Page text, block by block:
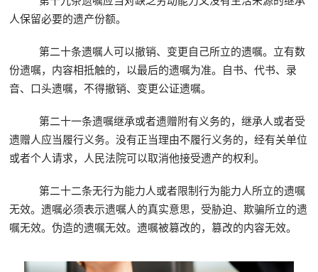
人保留必要的遗产份额。
第二十条遗嘱人可以撤销、变更自己所立的遗嘱。立有数
份遗嘱，内容相抵触的，以最后的遗嘱为准。自书、代书、录
音、口头遗嘱，不得撤销、变更公证遗嘱。
第二十一条遗嘱继承或者遗赠附有义务的，继承人或者受
遗赠人应当履行义务。没有正当理由不履行义务的，经有关单位
或者个人请求，人民法院可以取消他接受遗产的权利。
第二十二条无行为能力人或者限制行为能力人所立的遗嘱
无效。遗嘱必须表示遗嘱人的真实意思，受胁迫、欺骗所立的遗
嘱无效。伪造的遗嘱无效。遗嘱被篡改的，篡改的内容无效。